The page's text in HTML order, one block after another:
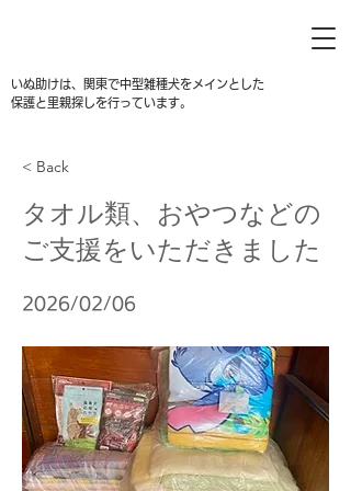
いぬ助けは、関東で中型雑種犬をメインとした
保護と里親探しを行っています。
< Back
タオル類、おやつなどの
ご支援をいただきました
2026/02/06